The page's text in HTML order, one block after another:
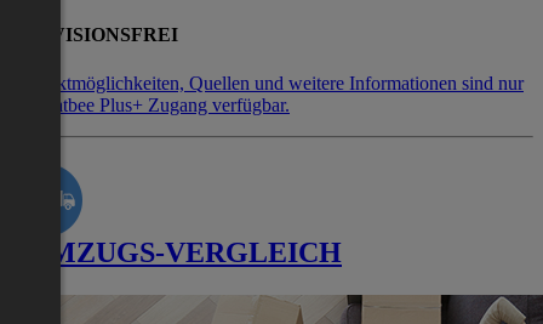
PROVISIONSFREI
Kontaktmöglichkeiten, Quellen und weitere Informationen sind nur
mit Flatbee Plus+ Zugang verfügbar.
UMZUGS-VERGLEICH